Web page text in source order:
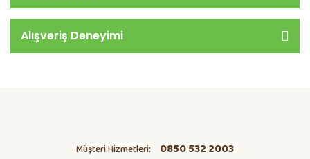
Alışveriş Deneyimi
Müşteri Hizmetleri: 0850 532 2003